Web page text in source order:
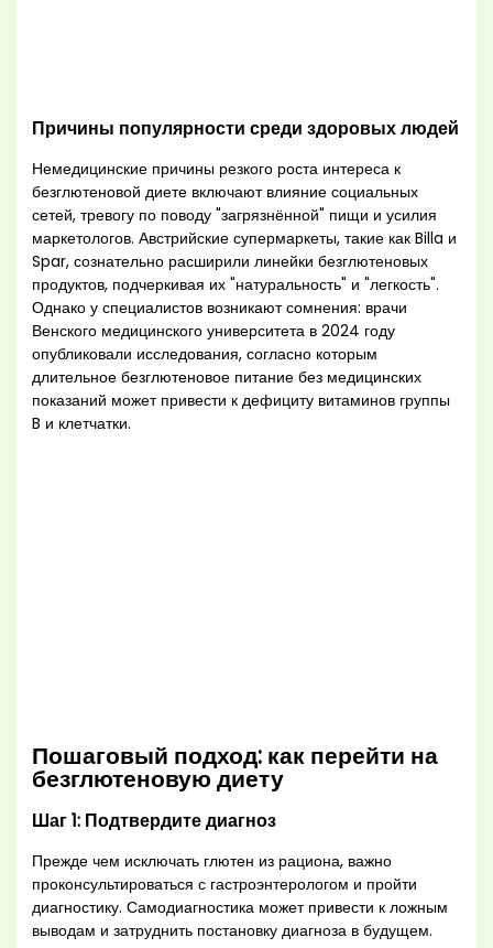
Причины популярности среди здоровых людей
Немедицинские причины резкого роста интереса к
безглютеновой диете включают влияние социальных
сетей, тревогу по поводу "загрязнённой" пищи и усилия
маркетологов. Австрийские супермаркеты, такие как Billa и
Spar, сознательно расширили линейки безглютеновых
продуктов, подчеркивая их "натуральность" и "легкость".
Однако у специалистов возникают сомнения: врачи
Венского медицинского университета в 2024 году
опубликовали исследования, согласно которым
длительное безглютеновое питание без медицинских
показаний может привести к дефициту витаминов группы
B и клетчатки.
Пошаговый подход: как перейти на
безглютеновую диету
Шаг 1: Подтвердите диагноз
Прежде чем исключать глютен из рациона, важно
проконсультироваться с гастроэнтерологом и пройти
диагностику. Самодиагностика может привести к ложным
выводам и затруднить постановку диагноза в будущем.